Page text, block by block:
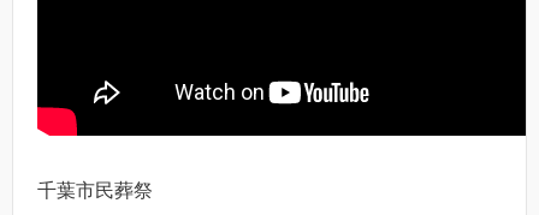
千葉市民葬祭